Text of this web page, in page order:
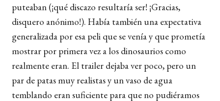
puteaban (¡qué discazo resultaría ser! ¡Gracias,
disquero anónimo!). Había también una expectativa
generalizada por esa peli que se venía y que prometía
mostrar por primera vez a los dinosaurios como
realmente eran. El trailer dejaba ver poco, pero un
par de patas muy realistas y un vaso de agua
temblando eran suficiente para que no pudiéramos